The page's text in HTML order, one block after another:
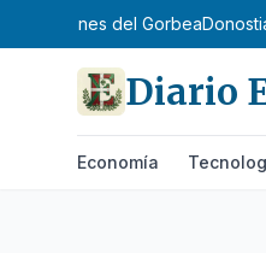
Estribaciones del Gorbea
Diario
Economía